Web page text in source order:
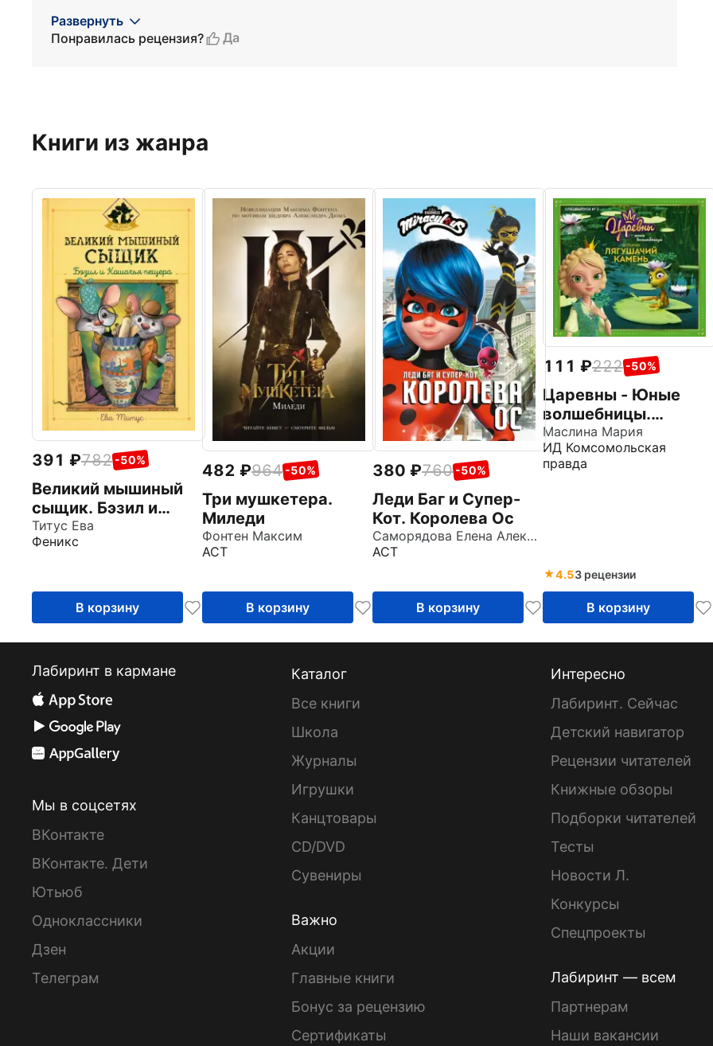
Развернуть
Понравилась рецензия?
Да
Книги из жанра
391 782 -50%
Великий мышиный
сыщик. Бэзил и
Кошачья пещера
Титус Ева
Феникс
В корзину
482 964 -50%
Три мушкетера.
Миледи
Фонтен Максим
АСТ
В корзину
380 760 -50%
Леди Баг и Супер-
Кот. Королева Ос
Саморядова Елена Александровна
АСТ
В корзину
111 222 -50%
Царевны - Юные
волшебницы.
Спецвыпуск №3,
июль - сентябрь
2021. История.
Маслина Мария
ИД Комсомольская
правда
4.53 рецензии
В корзину
Лабиринт в кармане
Мы в соцсетях
ВКонтакте
ВКонтакте. Дети
Ютьюб
Одноклассники
Дзен
Телеграм
Каталог
Все книги
Школа
Журналы
Игрушки
Канцтовары
CD/DVD
Сувениры
Важно
Акции
Главные книги
Бонус за рецензию
Сертификаты
Интересно
Лабиринт. Сейчас
Детский навигатор
Рецензии читателей
Книжные обзоры
Подборки читателей
Тесты
Новости Л.
Конкурсы
Спецпроекты
Лабиринт — всем
Партнерам
Наши вакансии